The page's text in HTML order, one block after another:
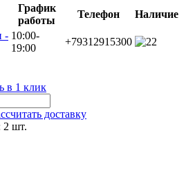
График
работы
Телефон
Наличие
- 10:00-
19:00
+79312915300
2
в 1 клик
доставку
2 шт.